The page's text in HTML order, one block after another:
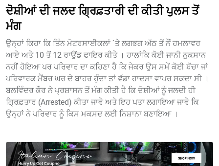
ਦੋਸ਼ੀਆਂ ਦੀ ਜਲਦ ਗ੍ਰਿਫ਼ਤਾਰੀ ਦੀ ਕੀਤੀ ਪੁਲਸ ਤੋਂ
ਮੰਗ
ਉਨ੍ਹਾਂ ਕਿਹਾ ਕਿ ਤਿੰਨ ਮੋਟਰਸਾਈਕਲਾਂ `ਤੇ ਲਗਭਗ ਅੱਠ ਤੋਂ ਨੌਂ ਹਮਲਾਵਰ
ਆਏ ਅਤੇ 10 ਤੋਂ 12 ਰਾਉਂਡ ਫਾਇਰ ਕੀਤੇ । ਹਾਲਾਂਕਿ ਕੋਈ ਜਾਨੀ ਨੁਕਸਾਨ
ਨਹੀਂ ਹੋਇਆ ਪਰ ਪਰਿਵਾਰ ਦਾ ਕਹਿਣਾ ਹੈ ਕਿ ਜੇਕਰ ਉਸ ਸਮੇਂ ਕੋਈ ਬੱਚਾ ਜਾਂ
ਪਰਿਵਾਰਕ ਮੈਂਬਰ ਘਰ ਦੇ ਬਾਹਰ ਹੁੰਦਾ ਤਾਂ ਵੱਡਾ ਹਾਦਸਾ ਵਾਪਰ ਸਕਦਾ ਸੀ ।
ਬਲਵਿੰਦਰ ਕੌਰ ਨੇ ਪ੍ਰਸ਼ਾਸਨ ਤੋਂ ਮੰਗ ਕੀਤੀ ਹੈ ਕਿ ਦੋਸ਼ੀਆਂ ਨੂੰ ਜਲਦੀ ਹੀ
ਗ੍ਰਿਫ਼ਤਾਰ (Arrested) ਕੀਤਾ ਜਾਵੇ ਅਤੇ ਇਹ ਪਤਾ ਲਗਾਇਆ ਜਾਵੇ ਕਿ
ਉਨ੍ਹਾਂ ਨੇ ਪਰਿਵਾਰ ਨੂੰ ਕਿਸ ਮਕਸਦ ਲਈ ਨਿਸ਼ਾਨਾ ਬਣਾਇਆ ।